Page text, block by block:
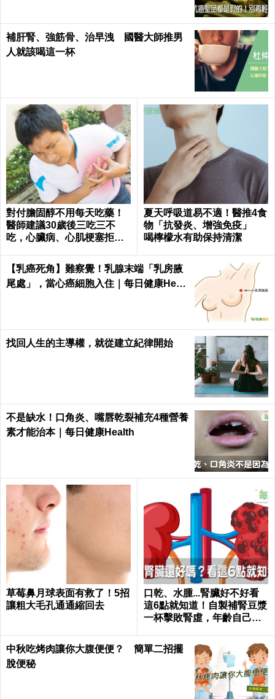
補肝腎、強筋骨、治早洩 國醫大師推男
人就該喝這一杯
對付膽固醇不用每天吃藥！
醫師建議30歲後三吃三不
吃，心臟病、心肌梗塞拒門
夏天呼吸道易不適！醫推4食
物「抗發炎、增強免疫」
喝檸檬水有助保持清潔
【乳癌死角】難察覺！乳腺末端「乳房腋
尾處」，當心癌細胞入住｜每日健康Healt
找回人生的主導權，就從建立紀律開始
不是缺水！口角炎、嘴唇乾裂補充4種營養
素才能治本｜每日健康Health
草莓鼻月球表面有救了！5招
讓粗大毛孔通通縮回去
口乾、水腫...腎臟好不好看
這6點就知道！自製補腎豆漿
一杯擊敗腎虛，年齡自己決
中秋吃烤肉讓你大腹便便？ 簡單二招擺
脫便秘